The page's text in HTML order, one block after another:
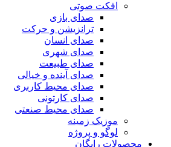
افکت صوتی
صدای بازی
ترانزیشن و حرکت
صدای انسان
صدای شهری
صدای طبیعت
صدای آینده و خیالی
صدای محیط کاربری
صدای کارتونی
صدای محیط صنعتی
موزیک زمینه
لوگو و پروژه
محصولات رایگان